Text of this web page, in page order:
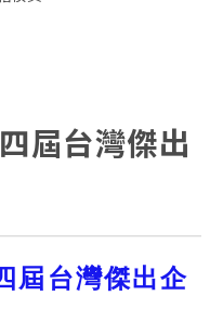
屆台灣傑出
屆台灣傑出企